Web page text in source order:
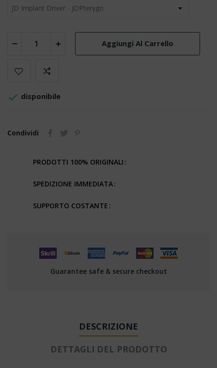
Aggiungi Al Carrello
 disponibile
Condividi
PRODOTTI 100% ORIGINALI
SPEDIZIONE IMMEDIATA
SUPPORTO COSTANTE
Guarantee safe & secure checkout
DESCRIZIONE
DETTAGLI DEL PRODOTTO